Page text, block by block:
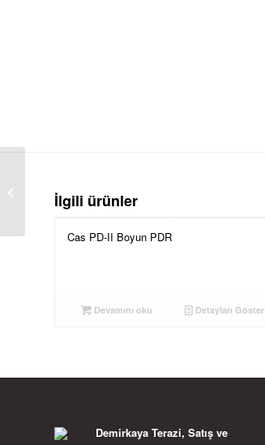
İlgili ürünler
Cas PD-II Boyun PDR
Devamını oku Detayları Göster
Demirkaya Terazi, Satış ve
TARTIM TERAZİSİ